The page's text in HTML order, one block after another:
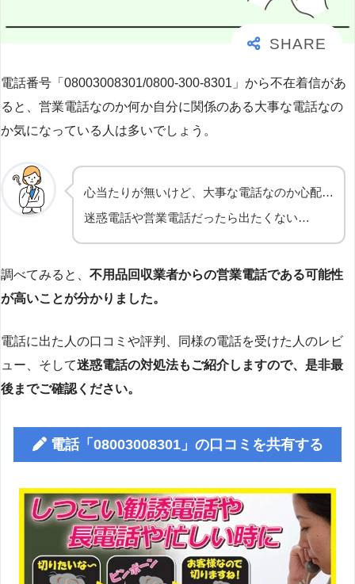
電話番号「08003008301/0800-300-8301」から不在着信があ
ると、営業電話なのか何か自分に関係のある大事な電話なの
か気になっている人は多いでしょう。
心当たりが無いけど、大事な電話なのか心配…
迷惑電話や営業電話だったら出たくない…
調べてみると、 不用品回収業者からの営業電話である可能性
が高いことが分かりました。
電話に出た人の口コミや評判、同様の電話を受けた人のレビ
ュー、そして迷惑電話の対処法もご紹介しますので、是非最
後までご確認ください。
電話「08003008301」の口コミを共有する